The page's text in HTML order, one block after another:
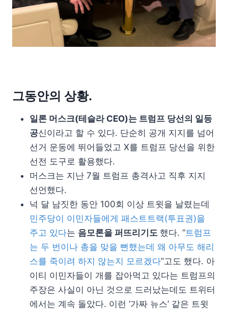
그동안의 상황.
일론 머스크(테슬라 CEO)는 트럼프 당선의 일등
공신이라고 할 수 있다. 단순히 공개 지지를 넘어
선거 운동에 뛰어들었고 X를 트럼프 당선을 위한
선전 도구로 활용했다.
머스크는 지난 7월 트럼프 총격사고 직후 지지
선언했다.
넉 달 남짓한 동안 100회 이상 트윗을 날렸는데
민주당이 이민자들에게 패스트트랙(투표권)을
주고 있다는 음모론을 퍼뜨리기도 했다. “트럼프
는 두 번이나 총을 맞을 뻔했는데 왜 아무도 해리
스를 죽이려 하지 않는지 모르겠다”고도 했다. 아
이티 이민자들이 개를 잡아먹고 있다는 트럼프의
주장은 사실이 아닌 것으로 드러났는데도 트위터
에서는 계속 돌았다. 이런 ‘가짜 뉴스’ 같은 트윗